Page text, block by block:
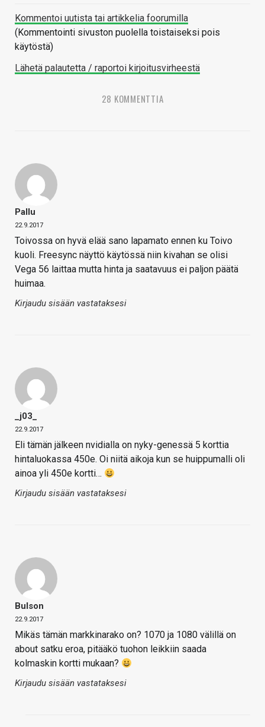
Kommentoi uutista tai artikkelia foorumilla
(Kommentointi sivuston puolella toistaiseksi pois
käytöstä)
Lähetä palautetta / raportoi kirjoitusvirheestä
28 KOMMENTTIA
Pallu
22.9.2017
Toivossa on hyvä elää sano lapamato ennen ku Toivo
kuoli. Freesync näyttö käytössä niin kivahan se olisi
Vega 56 laittaa mutta hinta ja saatavuus ei paljon päätä
huimaa.
Kirjaudu sisään vastataksesi
_j03_
22.9.2017
Eli tämän jälkeen nvidialla on nyky-genessä 5 korttia
hintaluokassa 450e. Oi niitä aikoja kun se huippumalli oli
ainoa yli 450e kortti…
Kirjaudu sisään vastataksesi
Bulson
22.9.2017
Mikäs tämän markkinarako on? 1070 ja 1080 välillä on
about satku eroa, pitääkö tuohon leikkiin saada
kolmaskin kortti mukaan?
Kirjaudu sisään vastataksesi